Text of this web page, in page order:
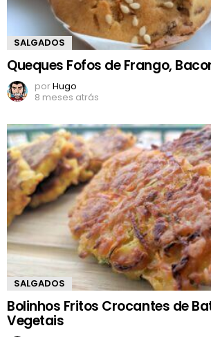
SALGADOS
Queques Fofos de Frango,
porHugo
8 meses atrás
SALGADOS
Bolinhos Fritos Crocantes de
Vegetais